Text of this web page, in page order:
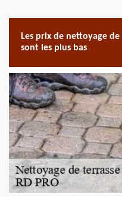
Les prix de nettoyage
sont les plus bas